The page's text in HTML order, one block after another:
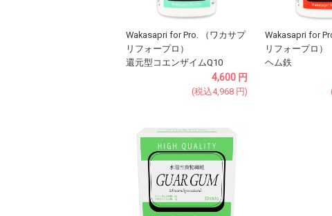
Wakasapri for Pro. （ワカサプ
リフォープロ）
還元型コエンザイムQ10
4,600 円
(税込4,968 円)
Wakasapri for
リフォープロ）
ヘム鉄